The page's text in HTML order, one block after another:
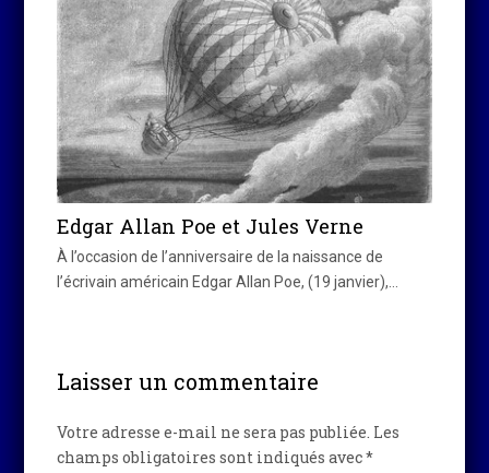
Edgar Allan Poe et Jules Verne
À l’occasion de l’anniversaire de la naissance de
l’écrivain américain Edgar Allan Poe, (19 janvier),…
Laisser un commentaire
Votre adresse e-mail ne sera pas publiée. Les
champs obligatoires sont indiqués avec*